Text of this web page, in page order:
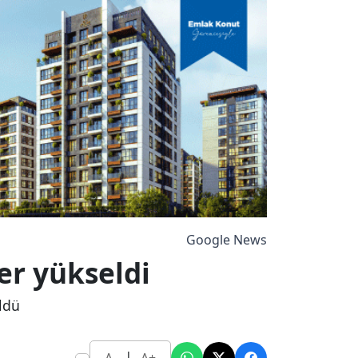
Google News
yükseldi